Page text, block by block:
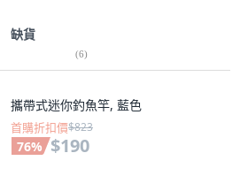
缺貨
(6)
攜帶式迷你釣魚竿, 藍色
首購折扣價$823
76% $190